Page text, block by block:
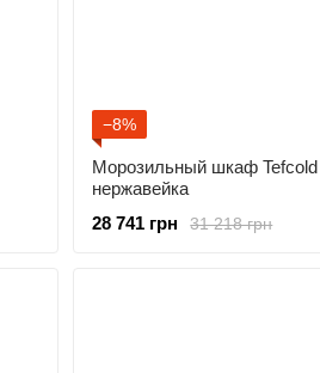
−8%
Морозильный шкаф Tefcold
нержавейка
31 218 грн
28 741 грн